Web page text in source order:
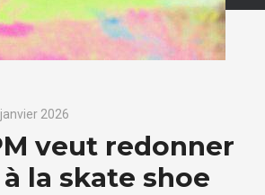
2026
veut redonner
la skate shoe